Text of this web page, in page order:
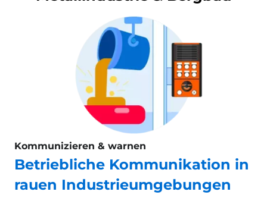
Kommunizieren & warnen
Betriebliche Kommunikation in
rauen Industrieumgebungen